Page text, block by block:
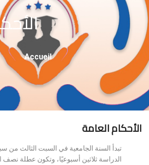
Fil
D'Ariane
Accueil
الأحكام العامة
تبدأ السنة الجامعية في السبت الثالث من
الدراسة ثلاثين أسبوعيًا، وتكون عطلة نصف